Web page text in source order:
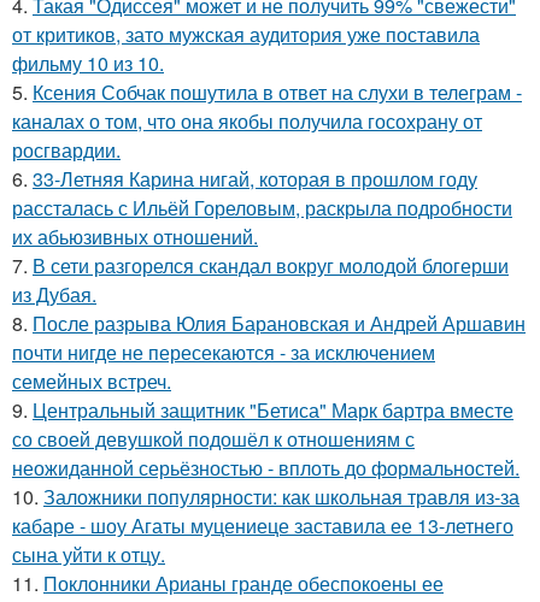
4. Такая "Одиссея" может и не получить 99% "свежести"
от критиков, зато мужская аудитория уже поставила
фильму 10 из 10.
5. Ксения Собчак пошутила в ответ на слухи в телеграм -
каналах о том, что она якобы получила госохрану от
росгвардии.
6. 33-Летняя Карина нигай, которая в прошлом году
рассталась с Ильёй Гореловым, раскрыла подробности
их абьюзивных отношений.
7. В сети разгорелся скандал вокруг молодой блогерши
из Дубая.
8. После разрыва Юлия Барановская и Андрей Аршавин
почти нигде не пересекаются - за исключением
семейных встреч.
9. Центральный защитник "Бетиса" Марк бартра вместе
со своей девушкой подошёл к отношениям с
неожиданной серьёзностью - вплоть до формальностей.
10. Заложники популярности: как школьная травля из-за
кабаре - шоу Агаты муцениеце заставила ее 13-летнего
сына уйти к отцу.
11. Поклонники Арианы гранде обеспокоены ее